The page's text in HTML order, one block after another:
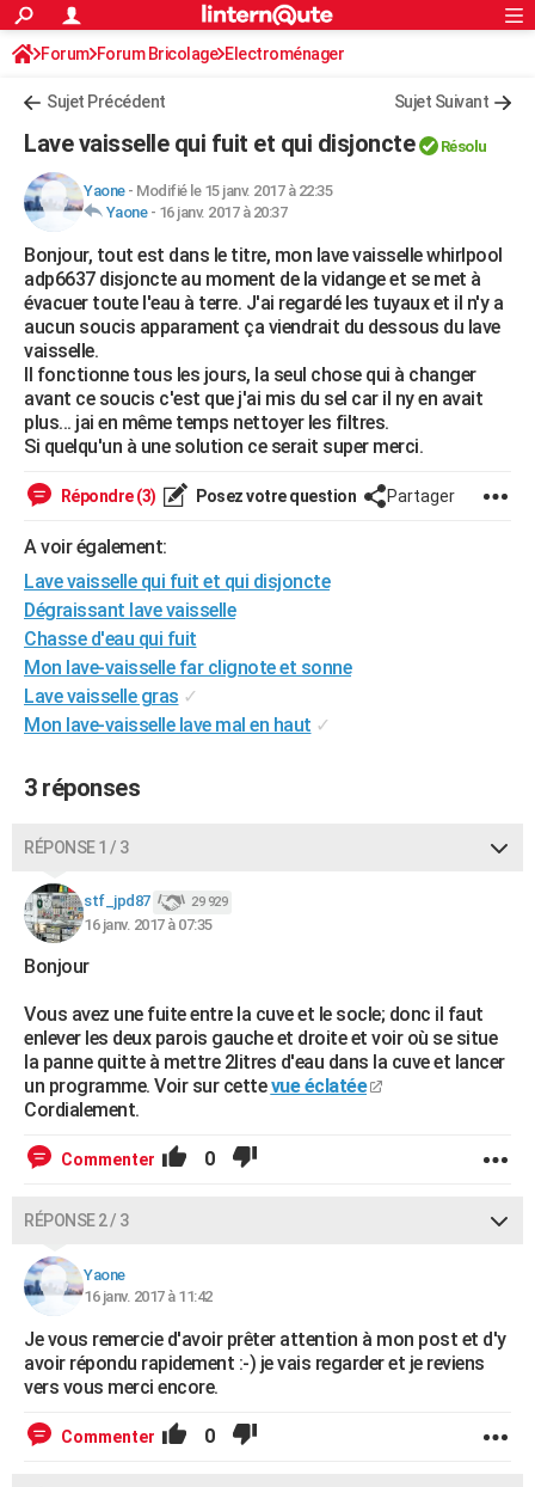
ACTUALITÉS
Politique
Société
Faits Divers
Education
Monde
Villes
+
FINANCE
Retraite
Impôts
Epargne
Immobilier
Risques naturels par ville
Banque
Assurance
Crédit
AUTO
Essais
Réserver un essai
Citadines
Berlines
SUV
Forum auto
+HIGH-TECH
Mobiles
Meilleur smartphone
Internet
Ordinateurs
Jeux vidéo
Guide high-tech
+BRICOLAGE
Forum
Aménagement intérieur
Extérieur
Cuisine
Salle de bains
Jardinage
Rangement
WEEK-END
Guides de France
Escapades
Patrimoine
Expositions
Musées
Week-end nature
LIFESTYLE
Art de vivre
Bien-être
Loisirs
Modes de vie
Alimentation
Guide de la santé
Maladies
Médicaments
Sommeil
Destinations
City break
Voyage nature
Voyage de noces
Forum
Climat
+
GUIDES D'ACHAT
BONS PLANS
CARTE DE VOEUX
Dictionnaire
Biographies
Citations
Expressions
Proverbes
PROGRAMME TV
COPAINS D'AVANT
S'inscrire
Se connecter
Lycées
Collèges
Primaires
Universités
Entreprises
Service militaire
Avis de recherche
AVIS DE DÉCÈS
S'inscrire
Connexion
Forum Forum Bricolage Electroménager
Sujet Précédent Sujet Suivant
Lave vaisselle qui fuit et qui disjoncte Résolu
Yaone- Modifié le 15 janv. 2017 à 22:35
Yaone- 16 janv. 2017 à 20:37
Bonjour, tout est dans le titre, mon lave vaisselle whirlpool
adp6637 disjoncte au moment de la vidange et se met à
évacuer toute l'eau à terre. J'ai regardé les tuyaux et il n'y a
aucun soucis apparament ça viendrait du dessous du lave
vaisselle.
Il fonctionne tous les jours, la seul chose qui à changer
avant ce soucis c'est que j'ai mis du sel car il ny en avait
plus... jai en même temps nettoyer les filtres.
Si quelqu'un à une solution ce serait super merci.
Répondre (3) Posez votre question Partager
A voir également:
Lave vaisselle qui fuit et qui disjoncte
Dégraissant lave vaisselle
Chasse d'eau qui fuit
Mon lave-vaisselle far clignote et sonne
Lave vaisselle gras ✓
Mon lave-vaisselle lave mal en haut ✓
3 réponses
RÉPONSE 1 / 3
stf_jpd87 29 929
16 janv. 2017 à 07:35
Bonjour
Vous avez une fuite entre la cuve et le socle; donc il faut
enlever les deux parois gauche et droite et voir où se situe
la panne quitte à mettre 2litres d'eau dans la cuve et lancer
un programme. Voir sur cettevue éclatée
Cordialement.
Commenter 0
RÉPONSE 2 / 3
Yaone
16 janv. 2017 à 11:42
Je vous remercie d'avoir prêter attention à mon post et d'y
avoir répondu rapidement :-) je vais regarder et je reviens
vers vous merci encore.
Commenter 0